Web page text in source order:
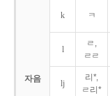
자음
k ㅋ
l
ㄹ,
ㄹㄹ
lj
리*,
ㄹ리*